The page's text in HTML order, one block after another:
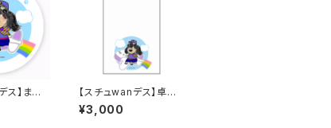
ス】まる
【スチュwanデス】卓上
メモ（メッセージカード）
B
¥3,000